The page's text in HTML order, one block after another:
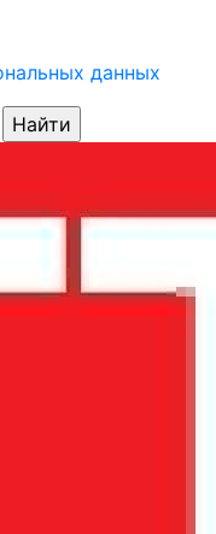
данных